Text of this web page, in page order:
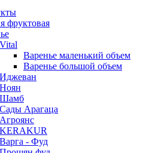
фруктовая
Vital
Варенье маленький объем
Варенье большой объем
Иджеван
Ноян
Шамб
Сады Арагаца
Агроянс
KERAKUR
Варга - Фуд